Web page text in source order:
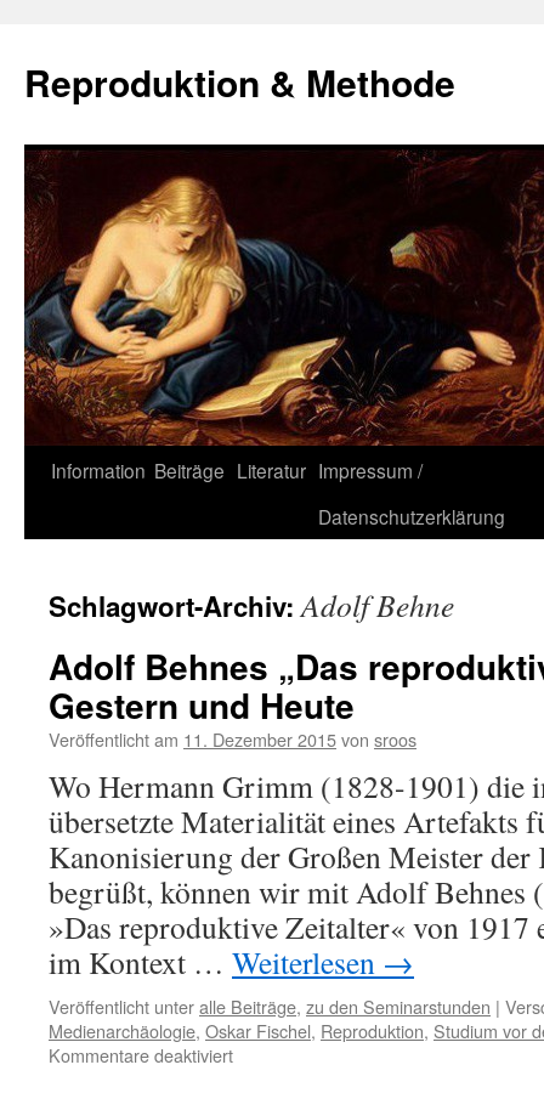
springen
Reproduktion & Methode
Information Beiträge Literatur Impressum /
Datenschutzerklärung
Schlagwort-Archiv:Adolf Behne
Adolf Behnes „Das
Gestern und Heute
Veröffentlicht am 11. Dezember 2015von sroos
Wo Hermann Grimm (1828-1901) die
übersetzte Materialität eines Artefakts
Kanonisierung der Großen Meister der
begrüßt, können wir mit Adolf Behnes
»Das reproduktive Zeitalter« von 1917
im Kontext … Weiterlesen →
Veröffentlicht unteralle Beiträge, zu den Seminarstunden |
Medienarchäologie, Oskar Fischel, Reproduktion, Studium vor
Kommentare deaktiviertfür